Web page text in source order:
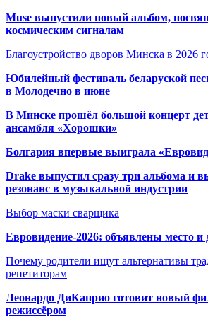
Muse выпустили новый альбом,
космическим сигналам
Благоустройство дворов Минска в 2026
Юбилейный фестиваль беларуской
в Молодечно в июне
В Минске прошёл большой концерт
ансамбля «Хорошки»
Болгария впервые выиграла
Drake выпустил сразу три альбома и
резонанс в музыкальной индустрии
Выбор маски сварщика
Евровидение-2026: объявлены место и
Почему родители ищут альтернативы
репетиторам
Леонардо ДиКаприо готовит новый
режиссёром